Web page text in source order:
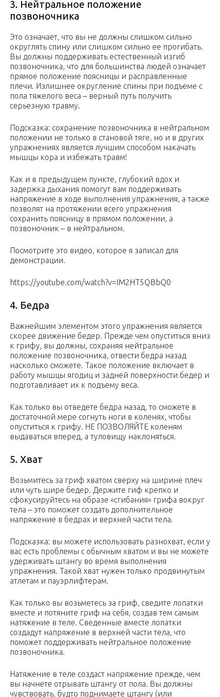
3. Нейтральное положение
позвоночника
Это означает, что вы не должны слишком сильно
округлять спину или слишком сильно ее прогибать.
Вы должны поддерживать естественный изгиб
позвоночника, что для большинства людей означает
прямое положение поясницы и расправленные
плечи. Излишнее округление спины при подъеме с
пола тяжелого веса – верный путь получить
серьезную травму.
Подсказка: сохранение позвоночника в нейтральном
положении не только в становой тяге, но и в других
упражнениях является лучшим способом накачать
мышцы кора и избежать травм!
Как и в предыдущем пункте, глубокий вдох и
задержка дыхания помогут вам поддерживать
напряжение в ходе выполнения упражнения, а также
позволят на протяжении всего упражнения
сохранить поясницу в прямом положении, а
позвоночник – в нейтральном.
Посмотрите это видео, которое я записал для
демонстрации.
https://youtube.com/watch?v=IM2HT5QBbQ0
4. Бедра
Важнейшим элементом этого упражнения является
скорее движение бедер. Прежде чем опуститься вниз
к грифу, вы должны, сохраняя нейтральное
положение позвоночника, отвести бедра назад
насколько сможете. Такое положение включает в
работу мышцы ягодиц и задней поверхности бедер и
подготавливает их к подъему веса.
Как только вы отведете бедра назад, то сможете в
достаточной мере согнуть ноги в коленях, чтобы
опуститься к грифу. НЕ ПОЗВОЛЯЙТЕ коленям
выдаваться вперед, а туловищу наклоняться.
5. Хват
Возьмитесь за гриф хватом сверху на ширине плеч
или чуть шире бедер. Держите гиф крепко и
сфокусируйтесь на образе «сгибания» грифа вокруг
тела – это поможет создать дополнительное
напряжение в бедрах и верхней части тела.
Подсказка: вы можете использовать разнохват, если у
вас есть проблемы с обычным хватом и вы не можете
удерживать штангу во время выполнения
упражнения. Такой хват нужен только продвинутым
атлетам и пауэрлифтерам.
Как только вы возьметесь за гриф, сведите лопатки
вместе и потяните гриф на себя, создав тем самым
натяжение в теле. Сведенные вместе лопатки
создадут напряжение в верхней части тела, что
поможет поддерживать нейтральное положение
позвоночника.
Натяжение в теле создаст напряжение прежде, чем
вы начнете отрывать штангу от пола. Вы должны
чувствовать, будто поднимаете штангу (или